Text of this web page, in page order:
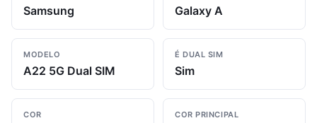
Samsung Galaxy A
MODELO
A22 5G Dual SIM
É DUAL SIM
Sim
COR COR PRINCIPAL